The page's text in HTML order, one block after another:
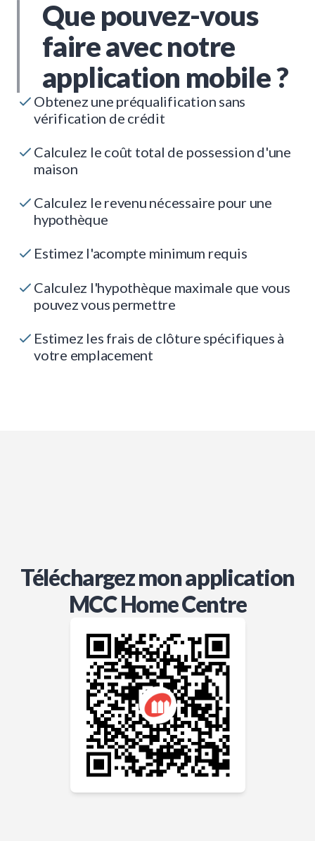
Que pouvez-vous
faire avec notre
application mobile ?
Obtenez une préqualification sans
vérification de crédit
Calculez le coût total de possession d'une
maison
Calculez le revenu nécessaire pour une
hypothèque
Estimez l'acompte minimum requis
Calculez l'hypothèque maximale que vous
pouvez vous permettre
Estimez les frais de clôture spécifiques à
votre emplacement
Téléchargez mon application
MCC Home Centre